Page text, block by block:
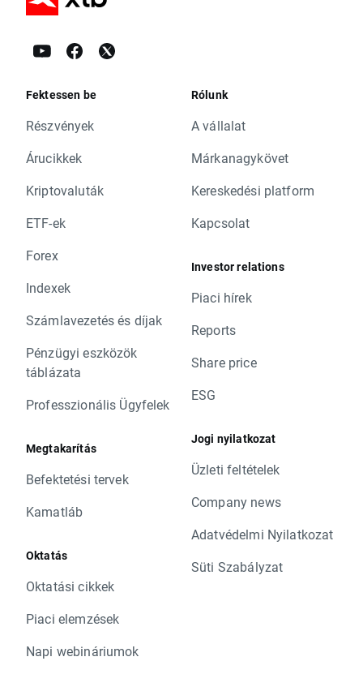
Fektessen be
Részvények
Árucikkek
Kriptovaluták
ETF-ek
Forex
Indexek
Számlavezetés és díjak
Pénzügyi eszközök
táblázata
Professzionális Ügyfelek
Megtakarítás
Befektetési tervek
Kamatláb
Oktatás
Oktatási cikkek
Piaci elemzések
Napi webináriumok
Rólunk
A vállalat
Márkanagykövet
Kereskedési platform
Kapcsolat
Investor relations
Piaci hírek
Reports
Share price
ESG
Jogi nyilatkozat
Üzleti feltételek
Company news
Adatvédelmi Nyilatkozat
Süti Szabályzat